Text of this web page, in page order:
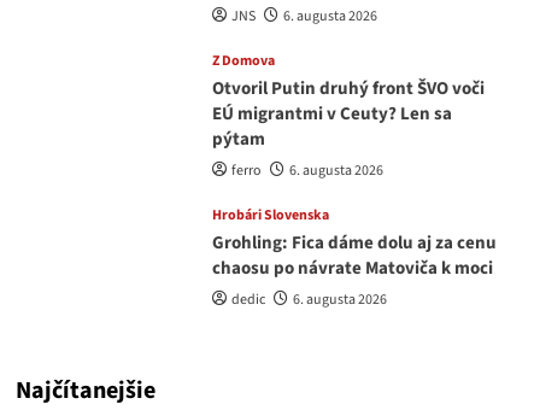
JNS 6. augusta 2026
Z Domova
Otvoril Putin druhý front ŠVO voči
EÚ migrantmi v Ceuty? Len sa
pýtam
ferro 6. augusta 2026
Hrobári Slovenska
Grohling: Fica dáme dolu aj za cenu
chaosu po návrate Matoviča k moci
dedic 6. augusta 2026
Najčítanejšie